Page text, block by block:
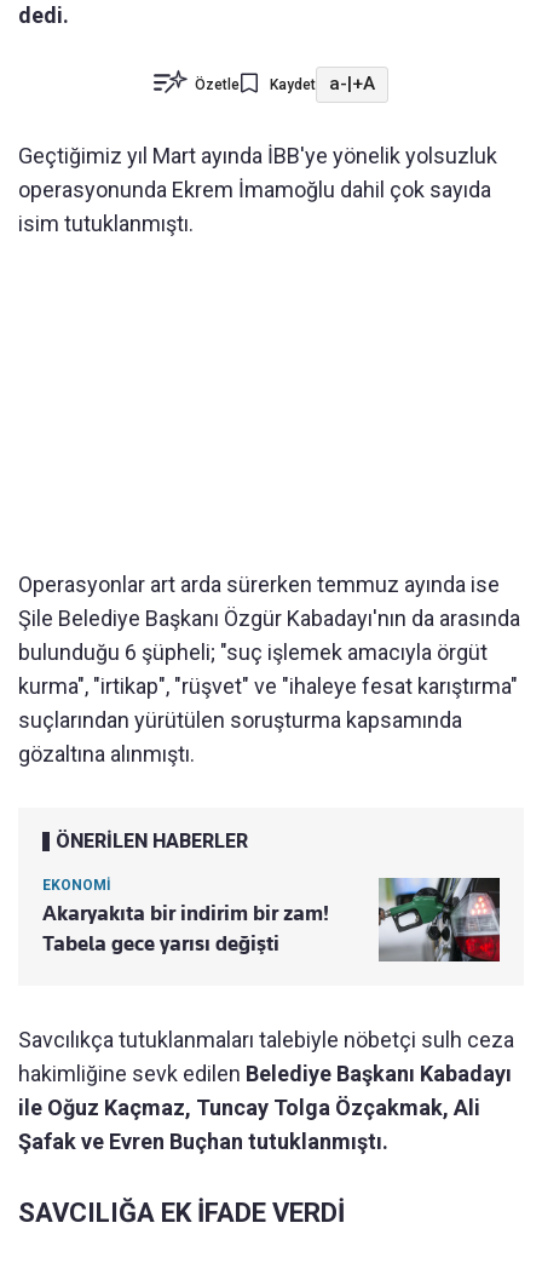
dedi.
Özetle Kaydet a- +A
Geçtiğimiz yıl Mart ayında İBB'ye yönelik yolsuzluk
operasyonunda Ekrem İmamoğlu dahil çok sayıda
isim tutuklanmıştı.
Operasyonlar art arda sürerken temmuz ayında ise
Şile Belediye Başkanı Özgür Kabadayı'nın da arasında
bulunduğu 6 şüpheli; "suç işlemek amacıyla örgüt
kurma", "irtikap", "rüşvet" ve "ihaleye fesat karıştırma"
suçlarından yürütülen soruşturma kapsamında
gözaltına alınmıştı.
ÖNERİLEN HABERLER
EKONOMİ
Akaryakıta bir indirim bir zam!
Tabela gece yarısı değişti
Savcılıkça tutuklanmaları talebiyle nöbetçi sulh ceza
hakimliğine sevk edilen Belediye Başkanı Kabadayı
ile Oğuz Kaçmaz, Tuncay Tolga Özçakmak, Ali
Şafak ve Evren Buçhan tutuklanmıştı.
SAVCILIĞA EK İFADE VERDİ